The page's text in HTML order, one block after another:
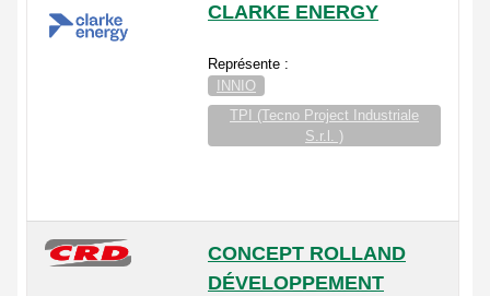
CLARKE ENERGY
Représente :
INNIO
TPI (Tecno Project Industriale
S.r.l. )
CONCEPT ROLLAND
DÉVELOPPEMENT